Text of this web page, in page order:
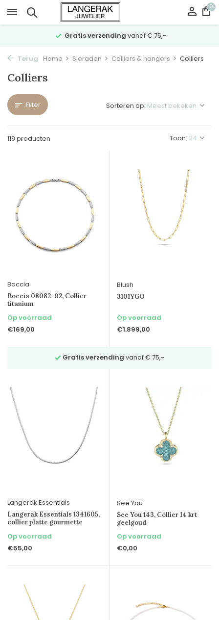
0
Gratis verzending vanaf € 75,-
Terug Home Sieraden Colliers & hangers Colliers
Colliers
Filter
119 producten Toon:
Sorteren op:
Boccia
Boccia 08082-02, Collier
titanium
Op voorraad
€169,00
Blush
3101YGO
Op voorraad
€1.899,00
Vraagvrijblijvend adviesvia Whatsapp 023-
Langerak Essentials
Langerak Essentials 1341605,
collier platte gourmette
Op voorraad
€55,00
See You
See You 143, Collier 14 krt
geelgoud
Op voorraad
€0,00